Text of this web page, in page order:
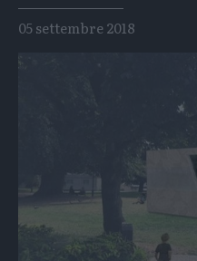
05 settembre 2018